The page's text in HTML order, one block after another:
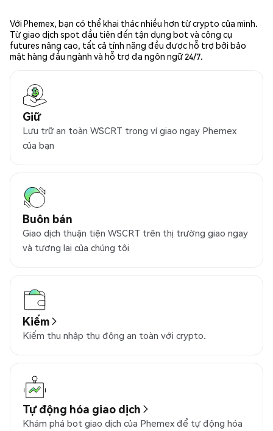
Với Phemex, bạn có thể khai thác nhiều hơn từ crypto của mình.
Từ giao dịch spot đầu tiên đến tận dụng bot và công cụ
futures nâng cao, tất cả tính năng đều được hỗ trợ bởi bảo
mật hàng đầu ngành và hỗ trợ đa ngôn ngữ 24/7.
Giữ
Lưu trữ an toàn WSCRT trong ví giao ngay Phemex
của bạn
Buôn bán
Giao dịch thuận tiện WSCRT trên thị trường giao ngay
và tương lai của chúng tôi
Kiếm
Kiếm thu nhập thụ động an toàn với crypto.
Tự động hóa giao dịch
Khám phá bot giao dịch của Phemex để tự động hóa